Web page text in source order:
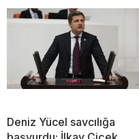
Deniz Yücel savcılığa